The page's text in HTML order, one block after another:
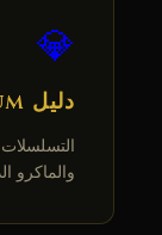
💎
دليل Premium
التسلسلات
والماكرو